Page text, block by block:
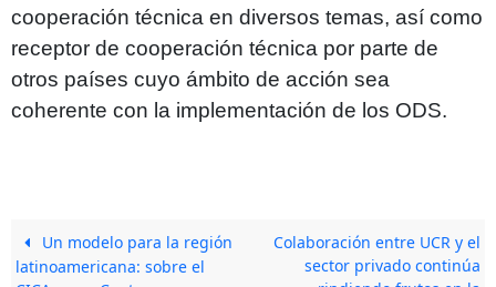
cooperación técnica en diversos temas, así como
receptor de cooperación técnica por parte de
otros países cuyo ámbito de acción sea
coherente con la implementación de los ODS.
Un modelo para la región
latinoamericana: sobre el
Colaboración entre UCR y el
sector privado continúa